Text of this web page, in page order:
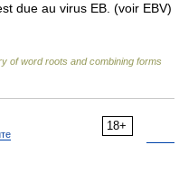
due au virus EB. (voir EBV)
of word roots and combining forms
18+